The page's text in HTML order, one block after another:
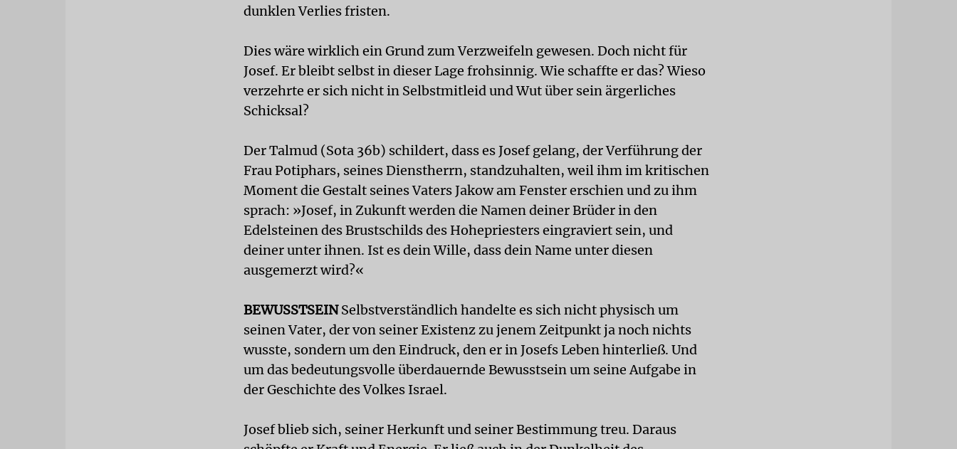
dunklen Verlies fristen.
Dies wäre wirklich ein Grund zum Verzweifeln gewesen. Doch nicht für
Josef. Er bleibt selbst in dieser Lage frohsinnig. Wie schaffte er das? Wieso
verzehrte er sich nicht in Selbstmitleid und Wut über sein ärgerliches
Schicksal?
Der Talmud (Sota 36b) schildert, dass es Josef gelang, der Verführung der
Frau Potiphars, seines Dienstherrn, standzuhal­ten, weil ihm im kritischen
Moment die Gestalt seines Vaters Jakow am Fenster erschien und zu ihm
sprach: »Josef, in Zukunft werden die Namen deiner Brüder in den
Edelsteinen des Brustschilds des Hohepriesters eingraviert sein, und
deiner unter ihnen. Ist es dein Wille, dass dein Name unter diesen
ausgemerzt wird?«
BEWUSSTSEINSelbstverständlich handelte es sich nicht physisch um
seinen Vater, der von seiner Existenz zu jenem Zeitpunkt ja noch nichts
wusste, sondern um den Eindruck, den er in Josefs Leben hinterließ. Und
um das bedeutungsvolle überdauernde Bewusstsein um seine Aufgabe in
der Geschichte des Volkes Israel.
Josef blieb sich, seiner Herkunft und seiner Bestimmung treu. Daraus